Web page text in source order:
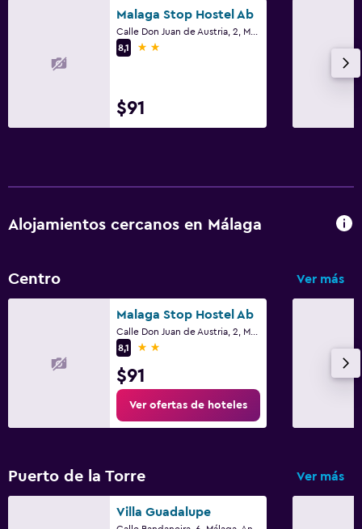
Malaga Stop Hostel Ab
8,1
2 estrellas
$91
Alojamientos cercanos en Málaga
Centro Ver más
Malaga Stop Hostel Ab
8,1
2 estrellas
$91
Ver ofertas de hoteles
Puerto de la Torre Ver más
Villa Guadalupe